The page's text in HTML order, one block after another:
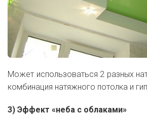
Может использоваться 2 разных
комбинация натяжного потолка и
3) Эффект «неба с облаками»